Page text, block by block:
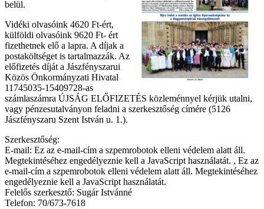
belül.
Vidéki olvasóink 4620 Ft-ért,
külföldi olvasóink 9620 Ft- ért
fizethetnek elő a lapra. A díjak a
postaköltséget is tartalmazzák. Az
előfizetés díját a Jászfényszarui
Közös Önkormányzati Hivatal
11745035-15409728-as
számlaszámra ÚJSÁG ELŐFIZETÉS közleménnyel kérjük utalni,
vagy pénzesutalványon feladni a szerkesztőség címére (5126
Jászfényszaru Szent István u. 1.).
Szerkesztőség:
E-mail: Ez az e-mail-cím a szpemrobotok elleni védelem alatt áll.
Megtekintéséhez engedélyeznie kell a JavaScript használatát. , Ez az
e-mail-cím a szpemrobotok elleni védelem alatt áll. Megtekintéséhez
engedélyeznie kell a JavaScript használatát.
Felelős szerkesztő: Sugár Istvánné
Telefon: 70/673-7618